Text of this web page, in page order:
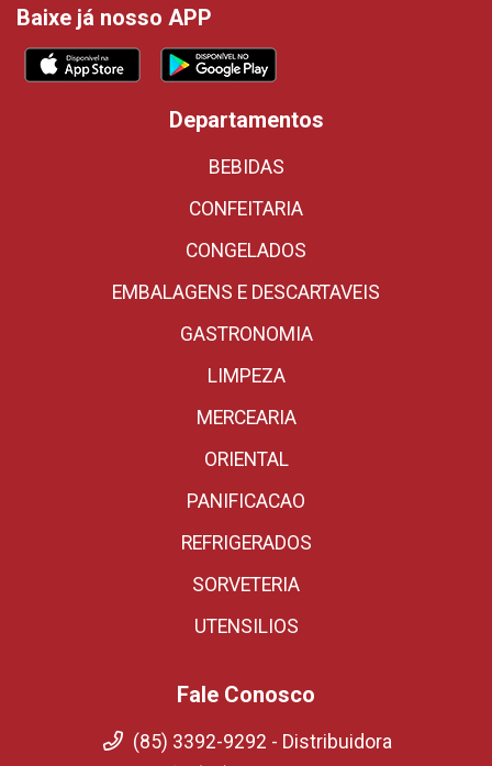
Baixe já nosso APP
Departamentos
BEBIDAS
CONFEITARIA
CONGELADOS
EMBALAGENS E DESCARTAVEIS
GASTRONOMIA
LIMPEZA
MERCEARIA
ORIENTAL
PANIFICACAO
REFRIGERADOS
SORVETERIA
UTENSILIOS
Fale Conosco
(85) 3392-9292 - Distribuidora